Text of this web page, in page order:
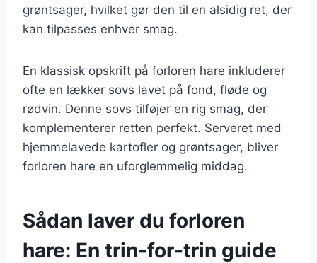
grøntsager, hvilket gør den til en alsidig ret, der
kan tilpasses enhver smag.
En klassisk opskrift på forloren hare inkluderer
ofte en lækker sovs lavet på fond, fløde og
rødvin. Denne sovs tilføjer en rig smag, der
komplementerer retten perfekt. Serveret med
hjemmelavede kartofler og grøntsager, bliver
forloren hare en uforglemmelig middag.
Sådan laver du forloren
hare: En trin-for-trin guide